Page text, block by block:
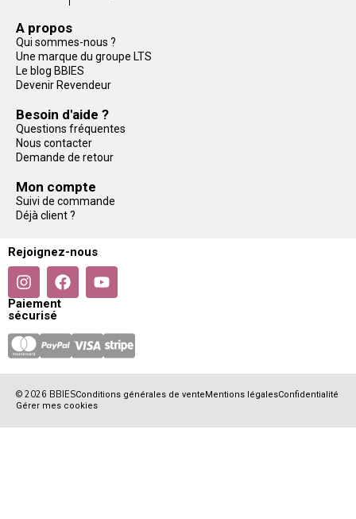
A propos
Qui sommes-nous ?
Une marque du groupe LTS
Le blog BBIES
Devenir Revendeur
Besoin d'aide ?
Questions fréquentes
Nous contacter
Demande de retour
Mon compte
Suivi de commande
Déjà client ?
Rejoignez-nous
Paiement
sécurisé
© 2026 BBIESConditions générales de vente Mentions légalesConfidentialité
Gérer mes cookies